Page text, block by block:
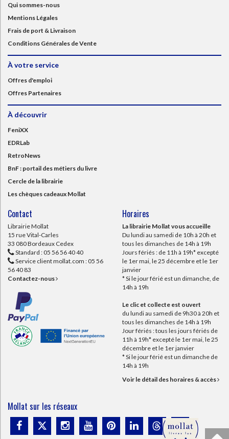
Qui sommes-nous
Mentions Légales
Frais de port & Livraison
Conditions Générales de Vente
À votre service
Offres d'emploi
Offres Partenaires
À découvrir
FeniXX
EDRLab
RetroNews
BnF : portail des métiers du livre
Cercle de la librairie
Les chèques cadeaux Mollat
Contact
Librairie Mollat
15 rue Vital-Carles
33 080 Bordeaux Cedex
Standard : 05 56 56 40 40
Service client mollat.com : 05 56
56 40 83
Contactez-nous
Horaires
La librairie Mollat vous accueille
Du lundi au samedi de 10h à 20h et
tous les dimanches de 14h à 19h
Jours fériés : de 11h à 19h* excepté
le 1er mai, le 25 décembre et le 1er
janvier
* Si le jour férié est un dimanche, de
14h à 19h
Le clic et collecte est ouvert
du lundi au samedi de 9h30 à 20h et
tous les dimanches de 14h à 19h
Jour fériés : tous les jours fériés de
11h à 19h* excepté le 1er mai, le 25
décembre et le 1er janvier
* Si le jour férié est un dimanche de
14h à 19h
Voir le détail des horaires & accès
Mollat sur les réseaux